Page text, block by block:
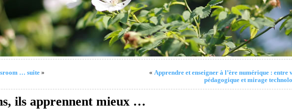
… suite» « Apprendre et enseigner à l’ère numérique : entre
pédagogique et mirage
ils apprennent mieux …